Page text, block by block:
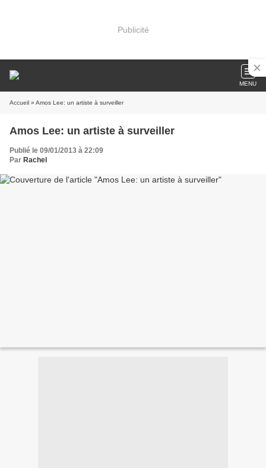
Publicité
MENU
Accueil » Amos Lee: un artiste à surveiller
Amos Lee: un artiste à surveiller
Publié le 09/01/2013 à 22:09
Par Rachel